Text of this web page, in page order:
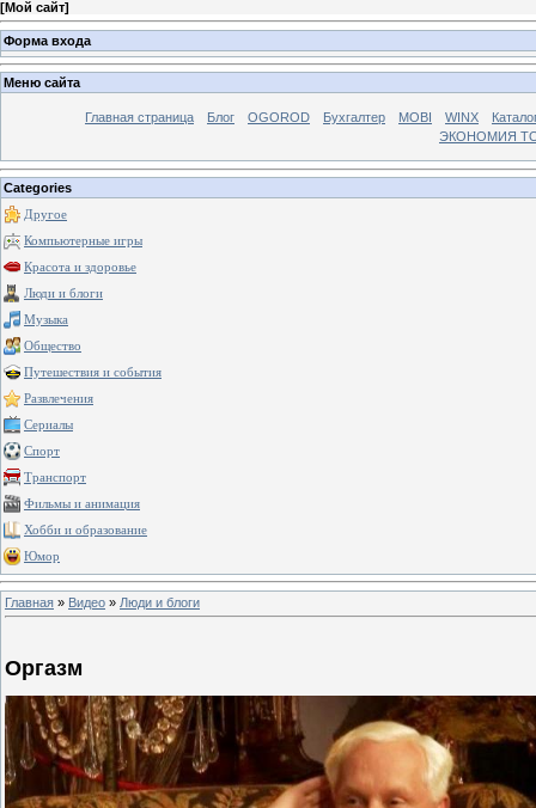
[Мой сайт]
Форма входа
Меню сайта
Главная страница Блог OGOROD Бухгалтер MOBI WINX
ЭКОНОМИЯ
Categories
Другое
Компьютерные игры
Красота и здоровье
Люди и блоги
Музыка
Общество
Путешествия и события
Развлечения
Сериалы
Спорт
Транспорт
Фильмы и анимация
Хобби и образование
Юмор
Главная » Видео » Люди и блоги
Оргазм